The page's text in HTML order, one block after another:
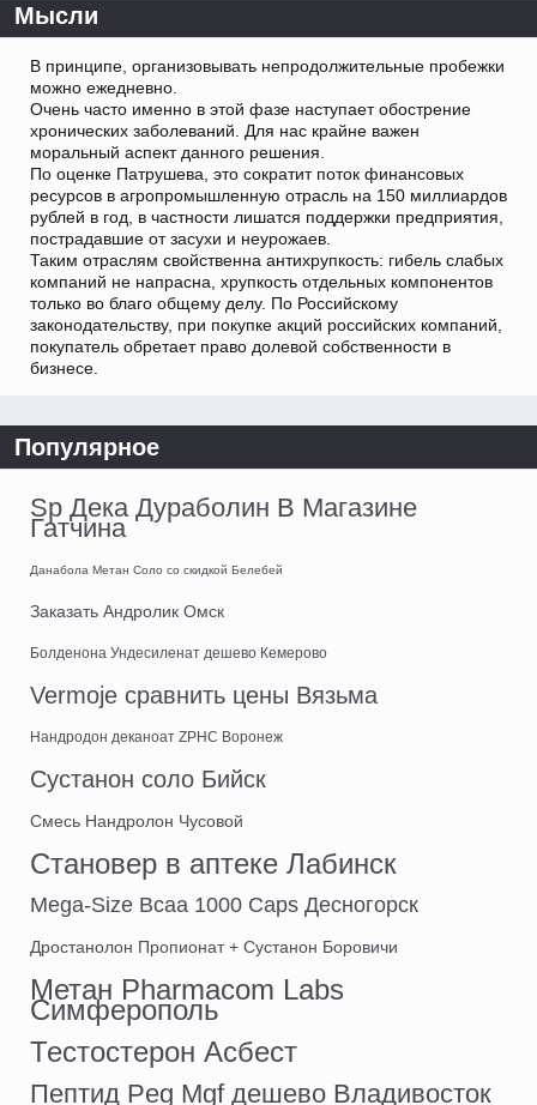
Мысли
В принципе, организовывать непродолжительные пробежки
можно ежедневно.
Очень часто именно в этой фазе наступает обострение
хронических заболеваний. Для нас крайне важен
моральный аспект данного решения.
По оценке Патрушева, это сократит поток финансовых
ресурсов в агропромышленную отрасль на 150 миллиардов
рублей в год, в частности лишатся поддержки предприятия,
пострадавшие от засухи и неурожаев.
Таким отраслям свойственна антихрупкость: гибель слабых
компаний не напрасна, хрупкость отдельных компонентов
только во благо общему делу. По Российскому
законодательству, при покупке акций российских компаний,
покупатель обретает право долевой собственности в
бизнесе.
Популярное
Sp Дека Дураболин В Магазине
Гатчина
Данабола Метан Соло со скидкой Белебей
Заказать Андролик Омск
Болденона Ундесиленат дешево Кемерово
Vermoje сравнить цены Вязьма
Нандродон деканоат ZPHC Воронеж
Сустанон соло Бийск
Смесь Нандролон Чусовой
Становер в аптеке Лабинск
Mega-Size Bcaa 1000 Caps Десногорск
Дростанолон Пропионат + Сустанон Боровичи
Метан Pharmacom Labs
Симферополь
Тестостерон Асбест
Пептид Peg Mgf дешево Владивосток